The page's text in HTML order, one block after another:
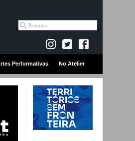
Performativas No Atelier